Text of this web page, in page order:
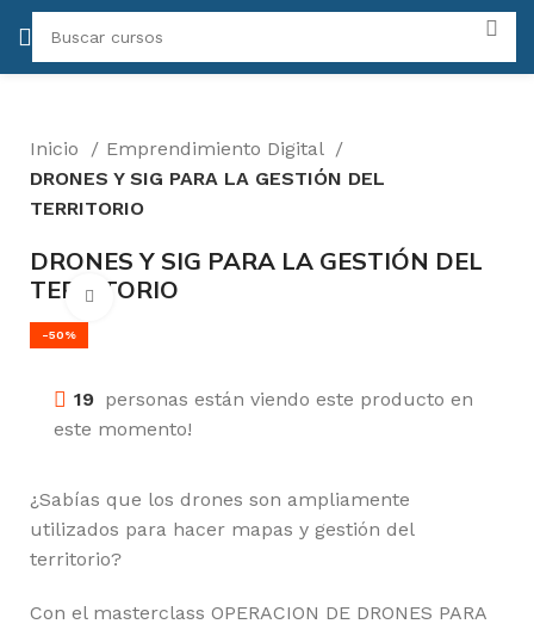
Inicio
Emprendimiento Digital
DRONES Y SIG PARA LA GESTIÓN DEL
TERRITORIO
DRONES Y SIG PARA LA GESTIÓN DEL
TERRITORIO
-50%
Click para agrandar
19 personas están viendo este producto en
este momento!
¿Sabías que los drones son ampliamente
utilizados para hacer mapas y gestión del
territorio?
Con el masterclass OPERACION DE DRONES PARA